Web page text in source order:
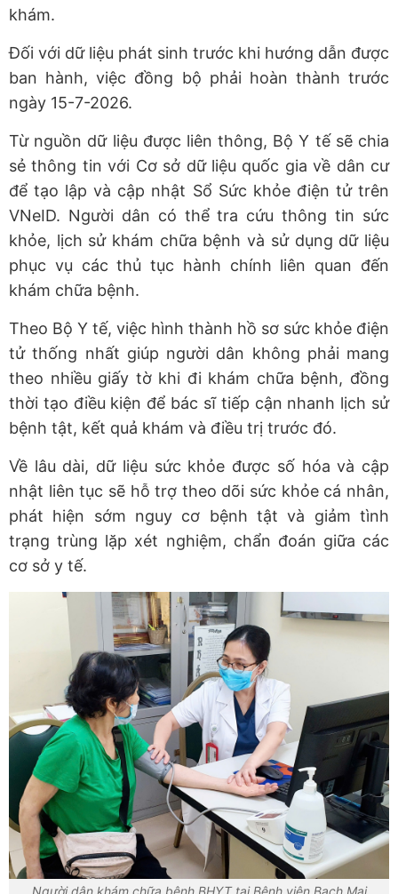
khám.
Đối với dữ liệu phát sinh trước khi hướng dẫn được
ban hành, việc đồng bộ phải hoàn thành trước
ngày 15-7-2026.
Từ nguồn dữ liệu được liên thông, Bộ Y tế sẽ chia
sẻ thông tin với Cơ sở dữ liệu quốc gia về dân cư
để tạo lập và cập nhật Sổ Sức khỏe điện tử trên
VNeID. Người dân có thể tra cứu thông tin sức
khỏe, lịch sử khám chữa bệnh và sử dụng dữ liệu
phục vụ các thủ tục hành chính liên quan đến
khám chữa bệnh.
Theo Bộ Y tế, việc hình thành hồ sơ sức khỏe điện
tử thống nhất giúp người dân không phải mang
theo nhiều giấy tờ khi đi khám chữa bệnh, đồng
thời tạo điều kiện để bác sĩ tiếp cận nhanh lịch sử
bệnh tật, kết quả khám và điều trị trước đó.
Về lâu dài, dữ liệu sức khỏe được số hóa và cập
nhật liên tục sẽ hỗ trợ theo dõi sức khỏe cá nhân,
phát hiện sớm nguy cơ bệnh tật và giảm tình
trạng trùng lặp xét nghiệm, chẩn đoán giữa các
cơ sở y tế.